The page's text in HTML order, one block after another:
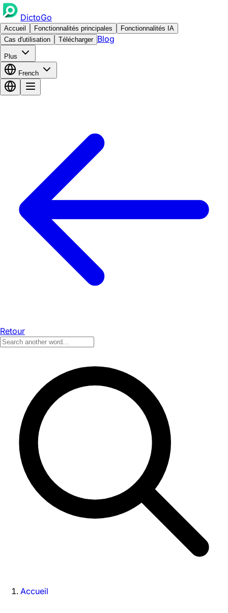
DictoGo
Accueil Fonctionnalités principales
Fonctionnalités IA
Cas d'utilisation
Télécharger Blog
Plus
French
Retour
Accueil